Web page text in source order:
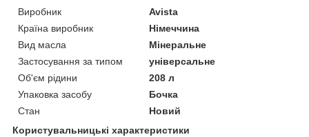
Виробник
Avista
Країна виробник
Німеччина
Вид масла
Мінеральне
Застосування за типом
універсальне
Об'єм рідини
208 л
Упаковка засобу
Бочка
Стан
Новий
Користувальницькі характеристики